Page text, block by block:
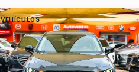
VEHÍCULOS